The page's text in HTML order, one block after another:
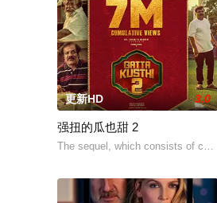
更新HD 3.0
强扭的瓜也甜 2
The sequel, which consists of